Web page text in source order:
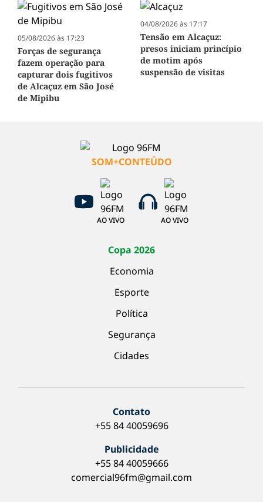
05/08/2026 às 17:23
Forças de segurança
fazem operação para
capturar dois fugitivos
de Alcaçuz em São José
de Mipibu
04/08/2026 às 17:17
Tensão em Alcaçuz:
presos iniciam princípio
de motim após
suspensão de visitas
SOM+CONTEÚDO
AO VIVO AO VIVO
Copa 2026
Economia
Esporte
Política
Segurança
Cidades
Contato
+55 84 40059696
Publicidade
+55 84 40059666
comercial96fm@gmail.com